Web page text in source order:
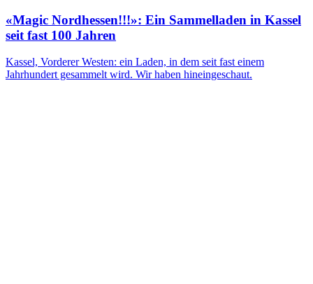
«Magic Nordhessen!!!»: Ein Sammelladen in Kassel
seit fast 100 Jahren
Kassel, Vorderer Westen: ein Laden, in dem seit fast einem
Jahrhundert gesammelt wird. Wir haben hineingeschaut.